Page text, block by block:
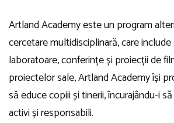
Artland Academy este un program
cercetare multidisciplinară, care
laboratoare, conferințe și proiecții de
proiectelor sale, Artland Academy își
să educe copiii și tinerii, încurajându-i
activi și responsabili.